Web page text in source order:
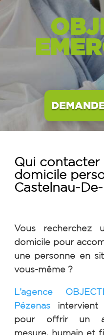
Qui contacter
domicile
Castelnau-
Vous recherchez
domicile pour
une personne en
vous-même ?
L’agence
Pézenas intervient
pour offrir un
mesure, humain et